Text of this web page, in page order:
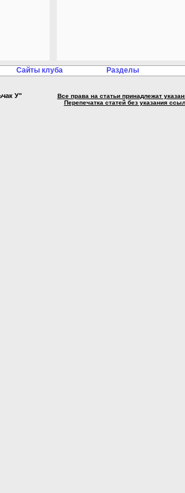
Сайты клуба Разделы
У"
Все права на статьи принадлежат
Перепечатка статей без указания